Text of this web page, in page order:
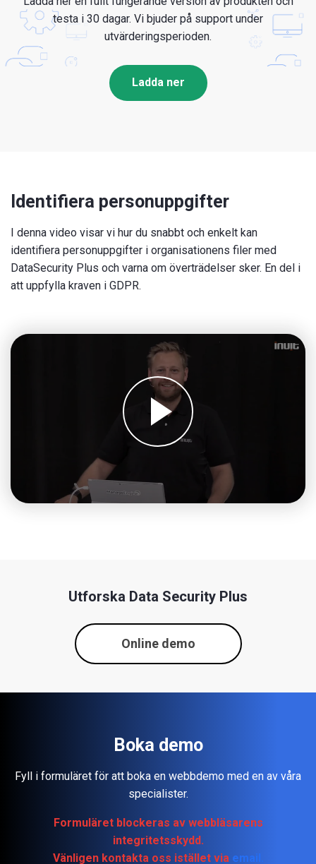
testa i 30 dagar. Vi bjuder på support under
utvärderingsperioden.
Ladda ner
Identifiera personuppgifter
I denna video visar vi hur du snabbt och enkelt kan
identifiera personuppgifter i organisationens filer med
DataSecurity Plus och varna om överträdelser sker. En del i
att uppfylla kraven i GDPR.
Utforska Data Security Plus
Online demo
Boka demo
Fyll i formuläret för att boka en webbdemo med en av våra
specialister.
Formuläret blockeras av webbläsarens
integritetsskydd.
Vänligen kontakta oss istället via email.